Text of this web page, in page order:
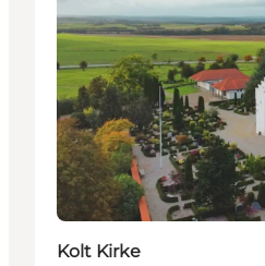
Kolt Kirke